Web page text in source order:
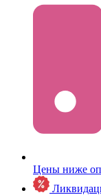
Цены ниже